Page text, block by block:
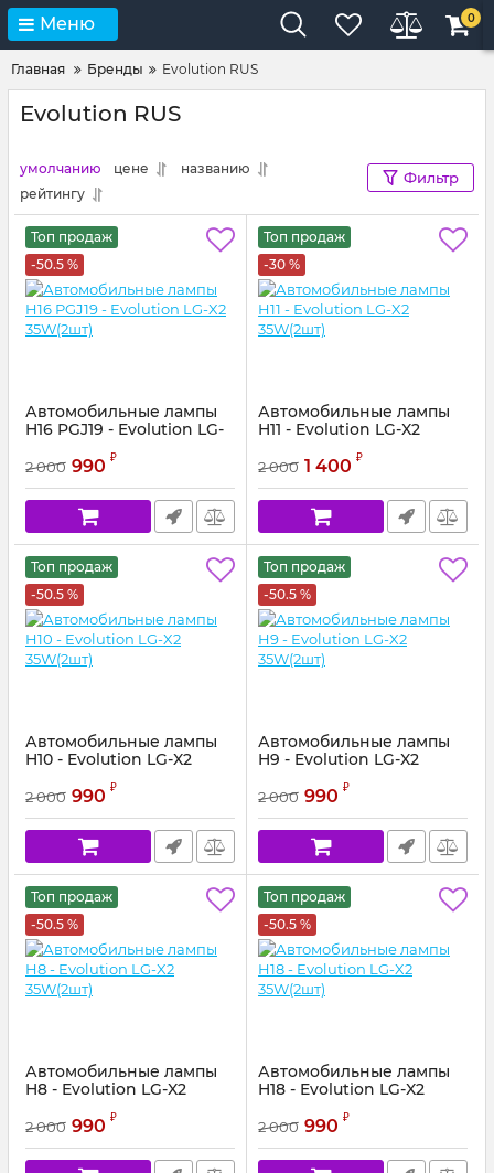
Меню 0
Главная Бренды Evolution RUS
Evolution RUS
умолчанию цене
названию
рейтингу
Фильтр
Топ продаж
-50.5 %
Автомобильные лампы
H16 PGJ19 - Evolution LG-
2 000 990 ₽
Топ продаж
-30 %
Автомобильные лампы
H11 - Evolution LG-X2
2 000 1 400 ₽
Топ продаж
-50.5 %
Автомобильные лампы
H10 - Evolution LG-X2
2 000 990 ₽
Топ продаж
-50.5 %
Автомобильные лампы
H9 - Evolution LG-X2
2 000 990 ₽
Топ продаж
-50.5 %
Автомобильные лампы
H8 - Evolution LG-X2
2 000 990 ₽
Топ продаж
-50.5 %
Автомобильные лампы
H18 - Evolution LG-X2
2 000 990 ₽